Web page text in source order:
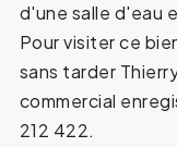
d'une salle d'eau
Pour visiter ce
sans tarder
commercial
212 422.